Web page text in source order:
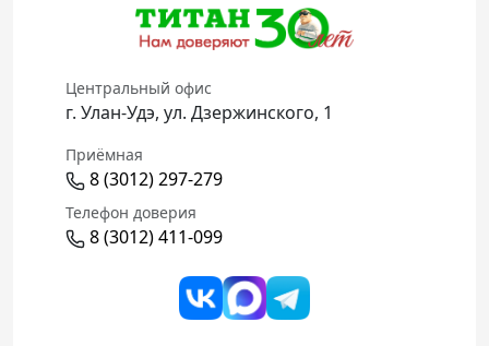
Центральный офис
г. Улан-Удэ, ул. Дзержинского, 1
Приёмная
8 (3012) 297-279
Телефон доверия
8 (3012) 411-099